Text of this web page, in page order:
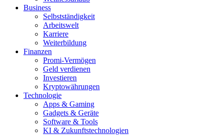
Business
Selbstständigkeit
Arbeitswelt
Karriere
Weiterbildung
Finanzen
Promi-Vermögen
Geld verdienen
Investieren
Kryptowährungen
Technologie
Apps & Gaming
Gadgets & Geräte
Software & Tools
KI & Zukunftstechnologien